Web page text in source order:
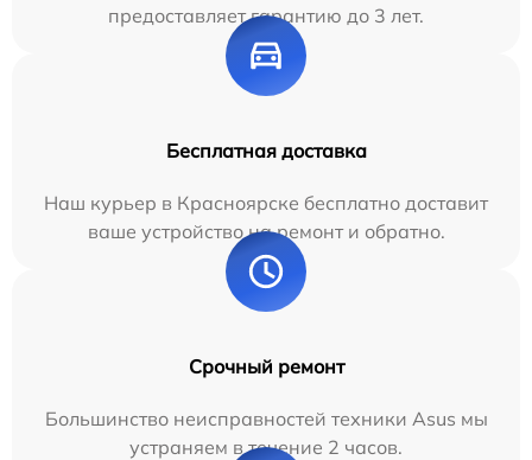
предоставляет гарантию до 3 лет.
Бесплатная доставка
Наш курьер в Красноярске бесплатно доставит
ваше устройство на ремонт и обратно.
Срочный ремонт
Большинство неисправностей техники Asus мы
устраняем в течение 2 часов.